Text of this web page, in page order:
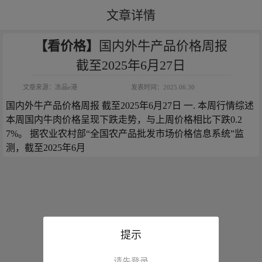
文章详情
【看价格】
国内外牛产品价格周报
截至2025年6月27日
文章来源： 冻品e港 发表时间： 2025.06.30
国内外牛产品价格周报 截至2025年6月27日 一. 本周行情综述
本周国内牛肉价格呈现下跌走势，与上周价格相比下跌0.2
7%。 据农业农村部“全国农产品批发市场价格信息系统”监
测，截至2025年6月
提示